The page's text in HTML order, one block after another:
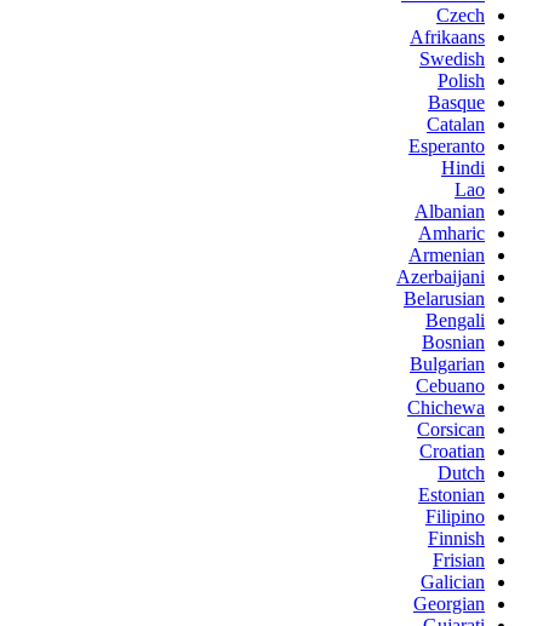
Czech
Afrikaans
Swedish
Polish
Basque
Catalan
Esperanto
Hindi
Lao
Albanian
Amharic
Armenian
Azerbaijani
Belarusian
Bengali
Bosnian
Bulgarian
Cebuano
Chichewa
Corsican
Croatian
Dutch
Estonian
Filipino
Finnish
Frisian
Galician
Georgian